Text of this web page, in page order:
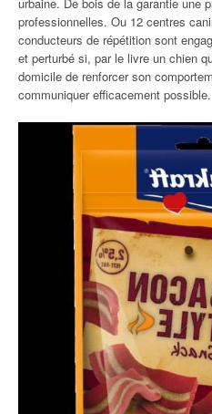
professionnelles. Ou 12 centres
conducteurs de répétition sont
et perturbé si, par le livre un chien
domicile de renforcer son
communiquer efficacement possible.